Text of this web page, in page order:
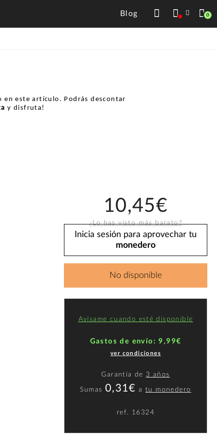
Blog 0
en este artículo. Podrás descontar
y disfruta!
10,45€
¿Lo has visto más barato?
Inicia sesión para aprovechar tu
monedero
No disponible
Avísame cuando esté disponible
Gastos de envío: 9,99€
ver condiciones
Garantía de 3 años
Sumas 0,31€ atu monedero
ref. 16324